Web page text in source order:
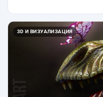
3D И ВИЗУАЛИЗАЦИЯ